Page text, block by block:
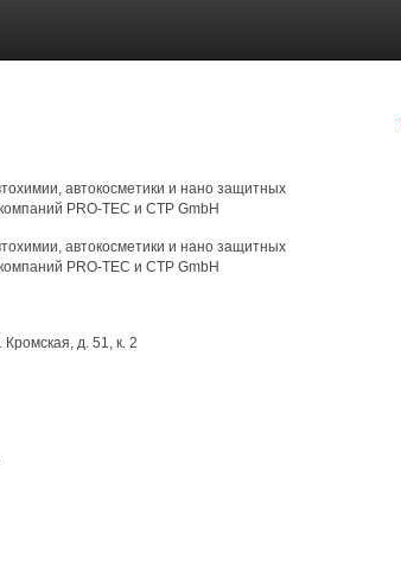
автокосметики и нано защитных
PRO-TEC и CTP GmbH
автокосметики и нано защитных
PRO-TEC и CTP GmbH
Кромская, д. 51, к. 2